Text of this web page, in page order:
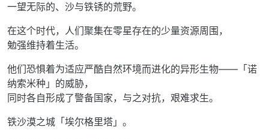
一望无际的、沙与铁锈的荒野。
在这个时代，人们聚集在零星存在的少量资源周围，
勉强维持着生活。
他们恐惧着为适应严酷自然环境而进化的异形生物——「诺
纳索米种」的威胁，
同时各自形成了警备国家，与之对抗，艰难求生。
铁沙漠之城「埃尔格里塔」。